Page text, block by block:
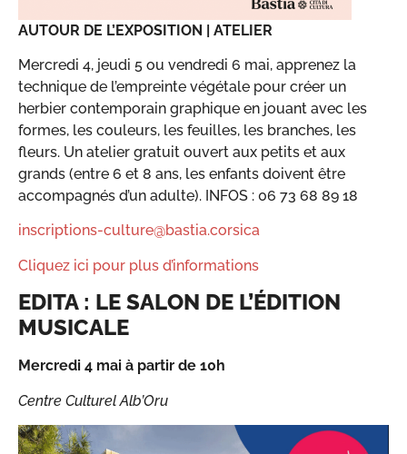
AUTOUR DE L’EXPOSITION | ATELIER
Mercredi 4, jeudi 5 ou vendredi 6 mai, apprenez la
technique de l’empreinte végétale pour créer un
herbier contemporain graphique en jouant avec les
formes, les couleurs, les feuilles, les branches, les
fleurs. Un atelier gratuit ouvert aux petits et aux
grands (entre 6 et 8 ans, les enfants doivent être
accompagnés d’un adulte). INFOS : 06 73 68 89 18
inscriptions-culture@bastia.corsica
Cliquez ici pour plus d’informations
EDITA : LE SALON DE L’ÉDITION
MUSICALE
Mercredi 4 mai à partir de 10h
Centre Culturel Alb’Oru